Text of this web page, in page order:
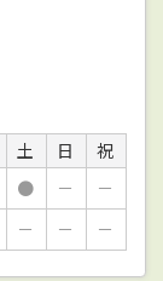
土 日
祝
● －
－
－ － －